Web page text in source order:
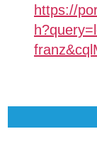
https://